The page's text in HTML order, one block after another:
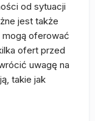
od sytuacji
jest także
mogą oferować
ofert przed
uwagę na
takie jak